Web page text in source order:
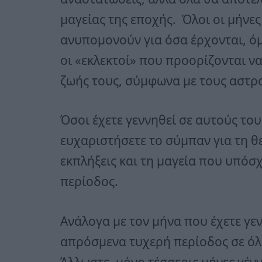
μαγείας της εποχής. Όλοι οι
ανυπομονούν για όσα έρχονται,
οι «εκλεκτοί» που προορίζονται
ζωής τους, σύμφωνα με τους
Όσοι έχετε γεννηθεί σε αυτούς
ευχαριστήσετε το σύμπαν για τη
εκπλήξεις και τη μαγεία που
περίοδος.
Ανάλογα με τον μήνα που έχετε
απρόσμενα τυχερή περίοδος σε